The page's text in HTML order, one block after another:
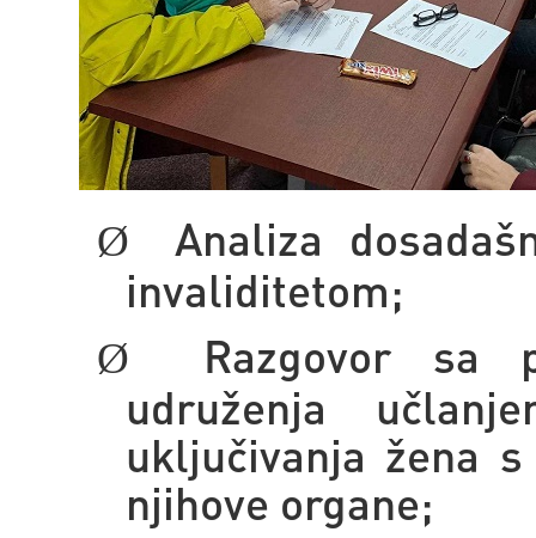
Ø
Analiza
invaliditetom;
Ø
Razgovor sa
udruženja
uključivanja žena
njihove organe;